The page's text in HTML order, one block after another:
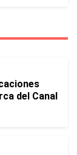
del Canal